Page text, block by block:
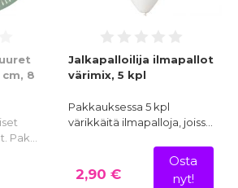
8
Pak…
Jalkapalloilija ilmapallot
värimix, 5 kpl
Pakkauksessa 5 kpl
värikkäitä ilmapalloja, joiss…
2,90 €
Osta
nyt!